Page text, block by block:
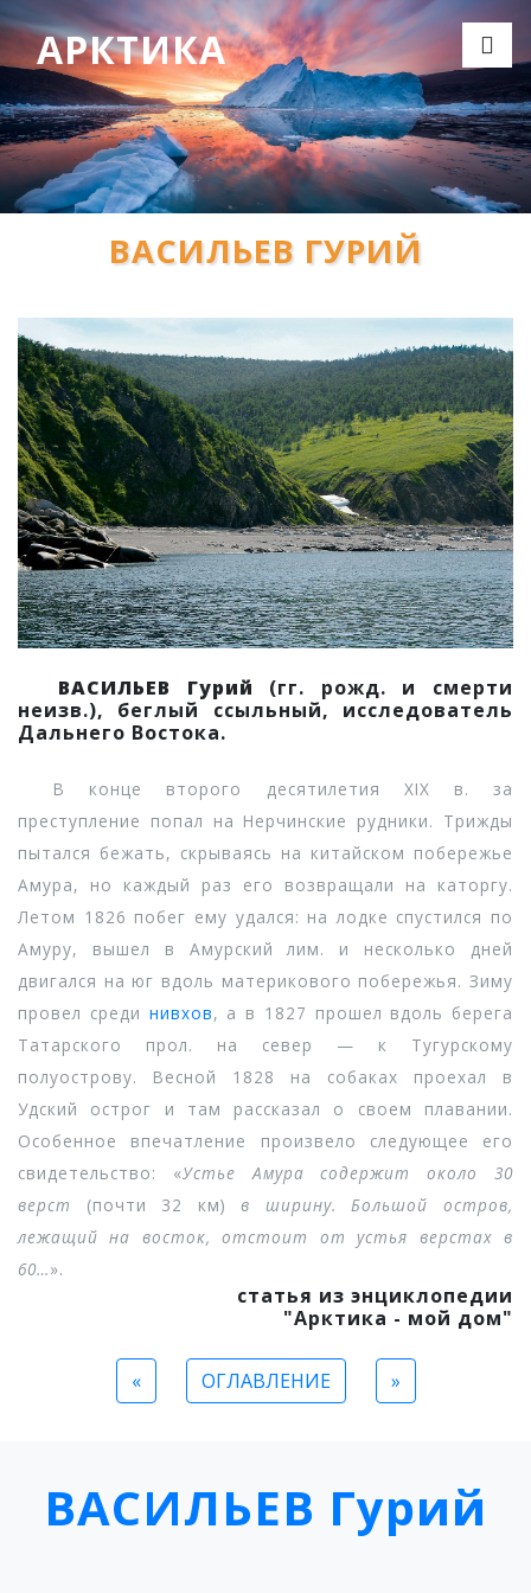
АРКТИКА
ВАСИЛЬЕВ ГУРИЙ
ВАСИЛЬЕВ Гурий (гг. рожд. и смерти
неизв.), беглый ссыльный, исследователь
Дальнего Востока.
В конце второго десятилетия XIX в. за
преступление попал на Нерчинские рудники. Трижды
пытался бежать, скрываясь на китайском побережье
Амура, но каждый раз его возвращали на каторгу.
Летом 1826 побег ему удался: на лодке спустился по
Амуру, вышел в Амурский лим. и несколько дней
двигался на юг вдоль материкового побережья. Зиму
провел среди нивхов, а в 1827 прошел вдоль берега
Татарского прол. на север — к Тугурскому
полуострову. Весной 1828 на собаках проехал в
Удский острог и там рассказал о своем плавании.
Особенное впечатление произвело следующее его
свидетельство: «Устье Амура содержит около 30
верст
(почти 32 км)в ширину. Большой остров,
лежащий на восток, отстоит от устья верстах в
60…».
статья из энциклопедии
"Арктика - мой дом"
« ОГЛАВЛЕНИЕ »
ВАСИЛЬЕВ Гурий